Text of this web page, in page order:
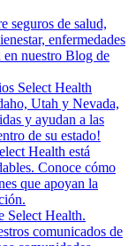
seguros de salud,
enfermedades
en nuestro Blog de
Select Health
Utah y Nevada,
y ayudan a las
de su estado!
Health está
Conoce cómo
que apoyan la
Select Health.
comunicados de